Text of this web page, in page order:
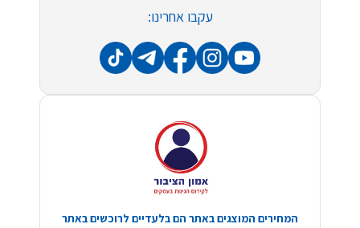
עקבו אחרינו:
המחירים המוצגים באתר הם בלעדיים לרוכשים באתר